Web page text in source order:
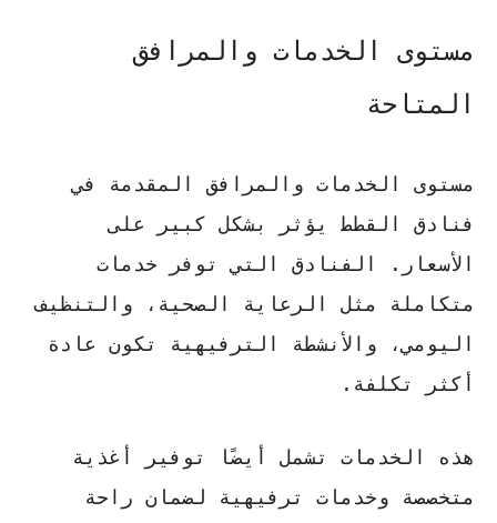
مستوى الخدمات والمرافق
المتاحة
مستوى الخدمات والمرافق المقدمة في
فنادق القطط يؤثر بشكل كبير على
الأسعار.
الفنادق التي توفر خدمات
متكاملة مثل الرعاية الصحية، والتنظيف
اليومي، والأنشطة الترفيهية تكون عادة
أكثر تكلفة.
هذه الخدمات تشمل أيضًا توفير أغذية
متخصصة وخدمات ترفيهية لضمان راحة